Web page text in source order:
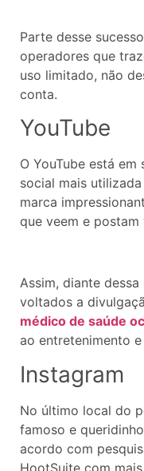
Parte desse
operadores que
uso limitado, não
conta.
YouTube
O YouTube está
social mais
marca
que veem e postam
Assim, diante
voltados a
médico de saúde
ao entretenimento e
Instagram
No último local do
famoso e
acordo com
HootSuite com